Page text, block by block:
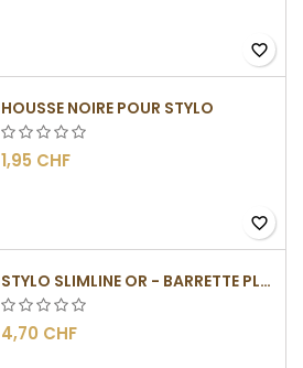
favorite_border
HOUSSE NOIRE POUR STYLO
1,95 CHF
favorite_border
STYLO SLIMLINE OR - BARRETTE PLATE
4,70 CHF